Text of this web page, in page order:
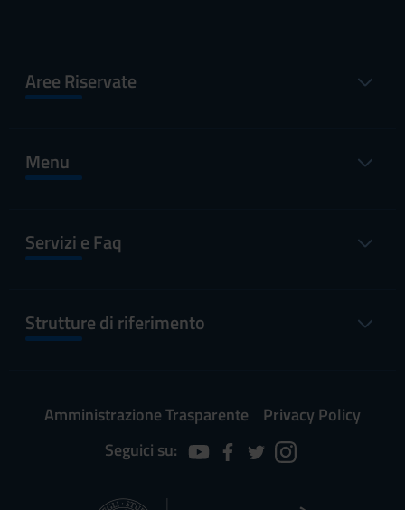
Aree Riservate
Menu
Servizi e Faq
Strutture di riferimento
Amministrazione Trasparente
Privacy Policy
Seguici su: